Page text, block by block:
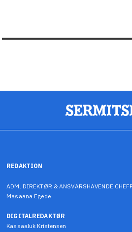
REDAKTION
ADM. DIREKTØR & ANSVARSHAVENDE
Masaana Egede
DIGITALREDAKTØR
Kassaaluk Kristensen